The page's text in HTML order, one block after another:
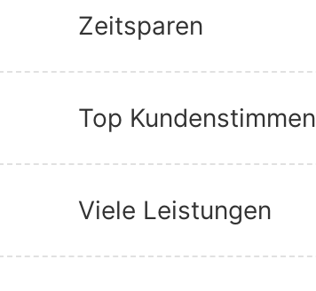
Zeitsparen
Top Kundenstimmen
Viele Leistungen